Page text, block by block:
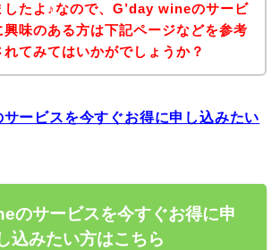
したよ♪なので、G’day wineのサービ
興味のある方は下記ページなどを参考
れてみてはいかがでしょうか？
ービスを今すぐお得に申し込みたい
のサービスを今すぐお得に申
込みたい方はこちら